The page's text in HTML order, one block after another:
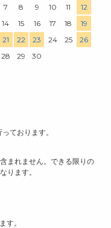
7 8 9 10 11
12
14 15 16 17 18
19
21 22 23 24 25
26
28 29 30
ております。
まれません。できる限りの
ります。
す。